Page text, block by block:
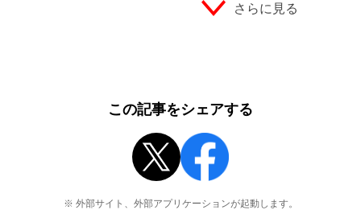
さらに見る
この記事をシェアする
※ 外部サイト、外部アプリケーションが起動します。